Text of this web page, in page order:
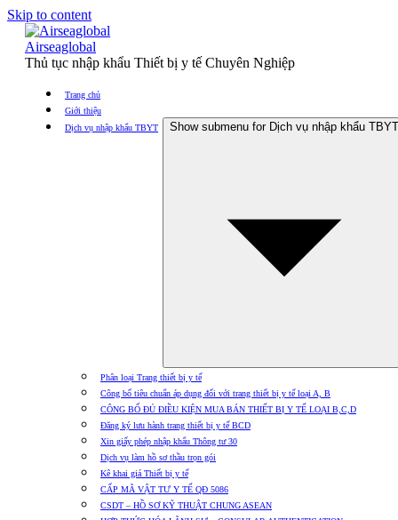
Skip to content
Airseaglobal
Thủ tục nhập khẩu Thiết bị y tế Chuyên Nghiệp
Trang chủ
Giới thiệu
Dịch vụ nhập khẩu TBYT
Show submenu for Dịch vụ nhập khẩu TBYT
Phân loại Trang thiết bị y tế
Công bố tiêu chuẩn áp dụng đối với trang thiết bị y tế loại A, B
CÔNG BỐ ĐỦ ĐIỀU KIỆN MUA BÁN THIẾT BỊ Y TẾ LOẠI B,C,D
Đăng ký lưu hành trang thiết bị y tế BCD
Xin giấy phép nhập khẩu Thông tư 30
Dịch vụ làm hồ sơ thầu trọn gói
Kê khai giá Thiết bị y tế
CẤP MÃ VẬT TƯ Y TẾ QĐ 5086
CSDT – HỒ SƠ KỸ THUẬT CHUNG ASEAN